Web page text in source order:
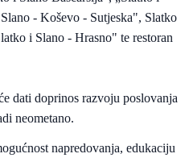
- Koševo - Sutjeska", Slatko
i Slano - Hrasno" te restoran
dati doprinos razvoju poslovanja
neometano.
napredovanja, edukaciju